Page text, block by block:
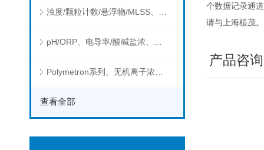
查看全部
个数据记录通
请与上海植茂。
产品咨询